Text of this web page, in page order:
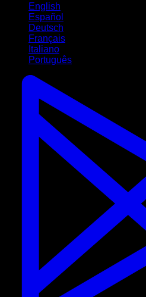
English
Español
Deutsch
Français
Italiano
Português